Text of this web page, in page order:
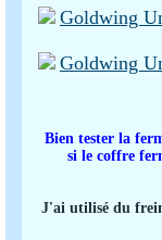
Bien tester la
si le coffre
J'ai utilisé du